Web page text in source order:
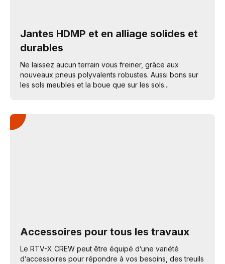
Jantes HDMP et en alliage solides et
durables
Ne laissez aucun terrain vous freiner, grâce aux
nouveaux pneus polyvalents robustes. Aussi bons sur
les sols meubles et la boue que sur les sols...
Accessoires pour tous les travaux
Le RTV-X CREW peut être équipé d’une variété
d’accessoires pour répondre à vos besoins, des treuils